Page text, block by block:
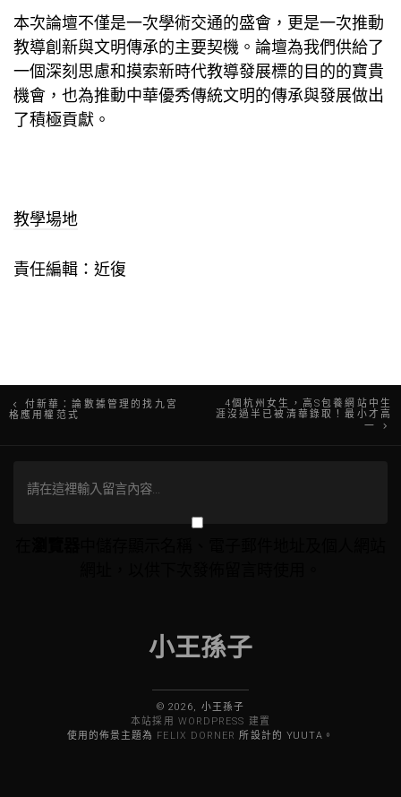
本次論壇不僅是一次學術交通的盛會，更是一次推動
教導創新與文明傳承的主要契機。論壇為我們供給了
一個深刻思慮和摸索新時代教導發展標的目的的寶貴
機會，也為推動中華優秀傳統文明的傳承與發展做出
了積極貢獻。
教學場地
責任編輯：近復
文
導
付新華：論數據管理的找九宮
格應用權范式
4個杭州女生，高S包養網站中生
涯沒過半已被清華錄取！最小才高
一
小王孫子
© 2026, 小王孫子
本站採用 WORDPRESS 建置
使用的佈景主題為 FELIX DORNER 所設計的 YUUTA。